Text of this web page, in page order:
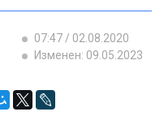
07:47 / 02.08.2020
Изменен: 09.05.2023